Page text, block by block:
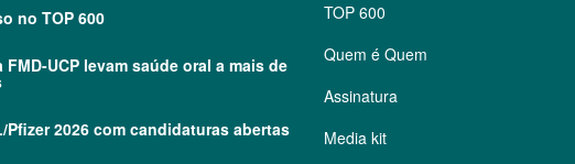
no TOP 600
UCP levam saúde oral a mais de
Pfizer 2026 com candidaturas abertas
TOP 600
Quem é Quem
Assinatura
Media kit